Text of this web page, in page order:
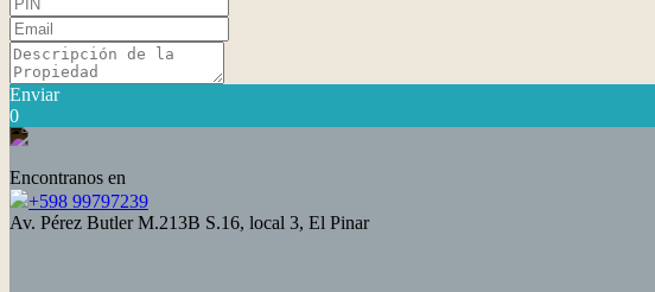
Enviar
0
Encontranos en
+598 99797239
Av. Pérez Butler M.213B S.16, local 3, El Pinar